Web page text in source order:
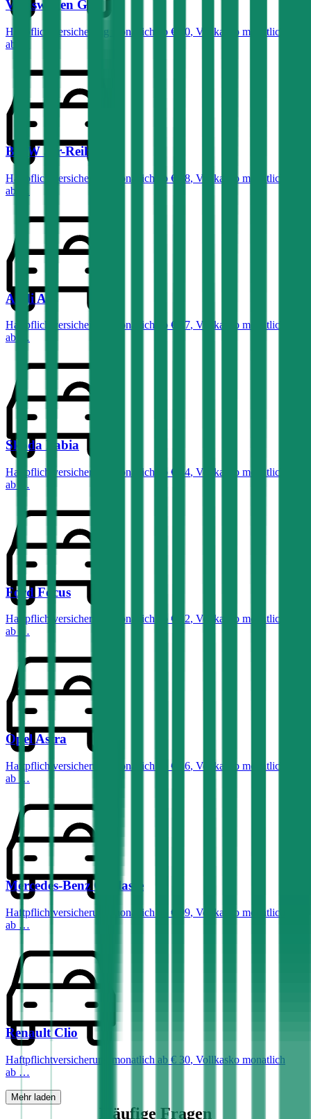
Volkswagen Golf
Haftpflichtversicherung monatlich ab € 50, Vollkasko monatlich
ab …
BMW 3er-Reihe
Haftpflichtversicherung monatlich ab € 68, Vollkasko monatlich
ab …
Audi A4
Haftpflichtversicherung monatlich ab € 87, Vollkasko monatlich
ab …
Skoda Fabia
Haftpflichtversicherung monatlich ab € 34, Vollkasko monatlich
ab …
Ford Focus
Haftpflichtversicherung monatlich ab € 32, Vollkasko monatlich
ab …
Opel Astra
Haftpflichtversicherung monatlich ab € 36, Vollkasko monatlich
ab …
Mercedes-Benz C-Klasse
Haftpflichtversicherung monatlich ab € 99, Vollkasko monatlich
ab …
Renault Clio
Haftpflichtversicherung monatlich ab € 30, Vollkasko monatlich
ab …
Mehr laden
Häufige Fragen